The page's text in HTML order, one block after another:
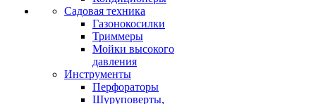
Садовая техника
Газонокосилки
Триммеры
Мойки высокого
давления
Инструменты
Перфораторы
Шуруповерты,